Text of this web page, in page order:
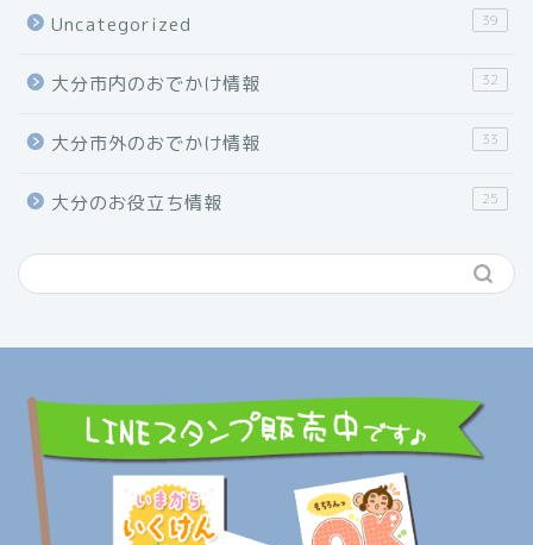
Uncategorized 39
大分市内のおでかけ情報 32
大分市外のおでかけ情報 33
大分のお役立ち情報 25